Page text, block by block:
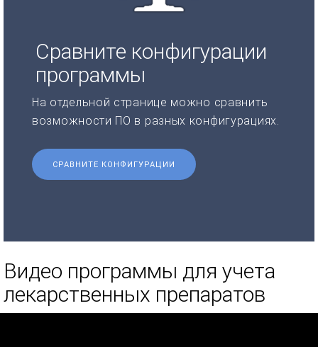
Сравните конфигурации
программы
На отдельной странице можно сравнить
возможности ПО в разных конфигурациях.
СРАВНИТЕ КОНФИГУРАЦИИ
Видео программы для учета
лекарственных препаратов